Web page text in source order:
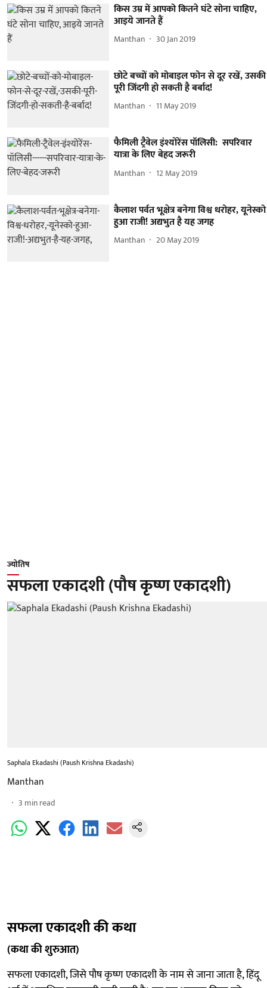
किस उम्र में आपको कितने घंटे सोना चाहिए,
आइये जानते हैं
Manthan 30 Jan 2019
छोटे बच्चों को मोबाइल फोन से दूर रखें, उसकी
पूरी जिंदगी हो सकती है बर्बाद!
Manthan 11 May 2019
फैमिली ट्रैवेल इंश्योरेंस पॉलिसी: सपरिवार
यात्रा के लिए बेहद जरूरी
Manthan 12 May 2019
कैलाश पर्वत भूक्षेत्र बनेगा विश्व धरोहर, यूनेस्को
हुआ राजी! अद्यभुत है यह जगह
Manthan 20 May 2019
ज्योतिष
सफला एकादशी (पौष कृष्ण एकादशी)
Saphala Ekadashi (Paush Krishna Ekadashi)
Manthan
3 min read
सफला एकादशी की कथा
(कथा की शुरुआत)
सफला एकादशी, जिसे पौष कृष्ण एकादशी के नाम से जाना जाता है, हिंदू